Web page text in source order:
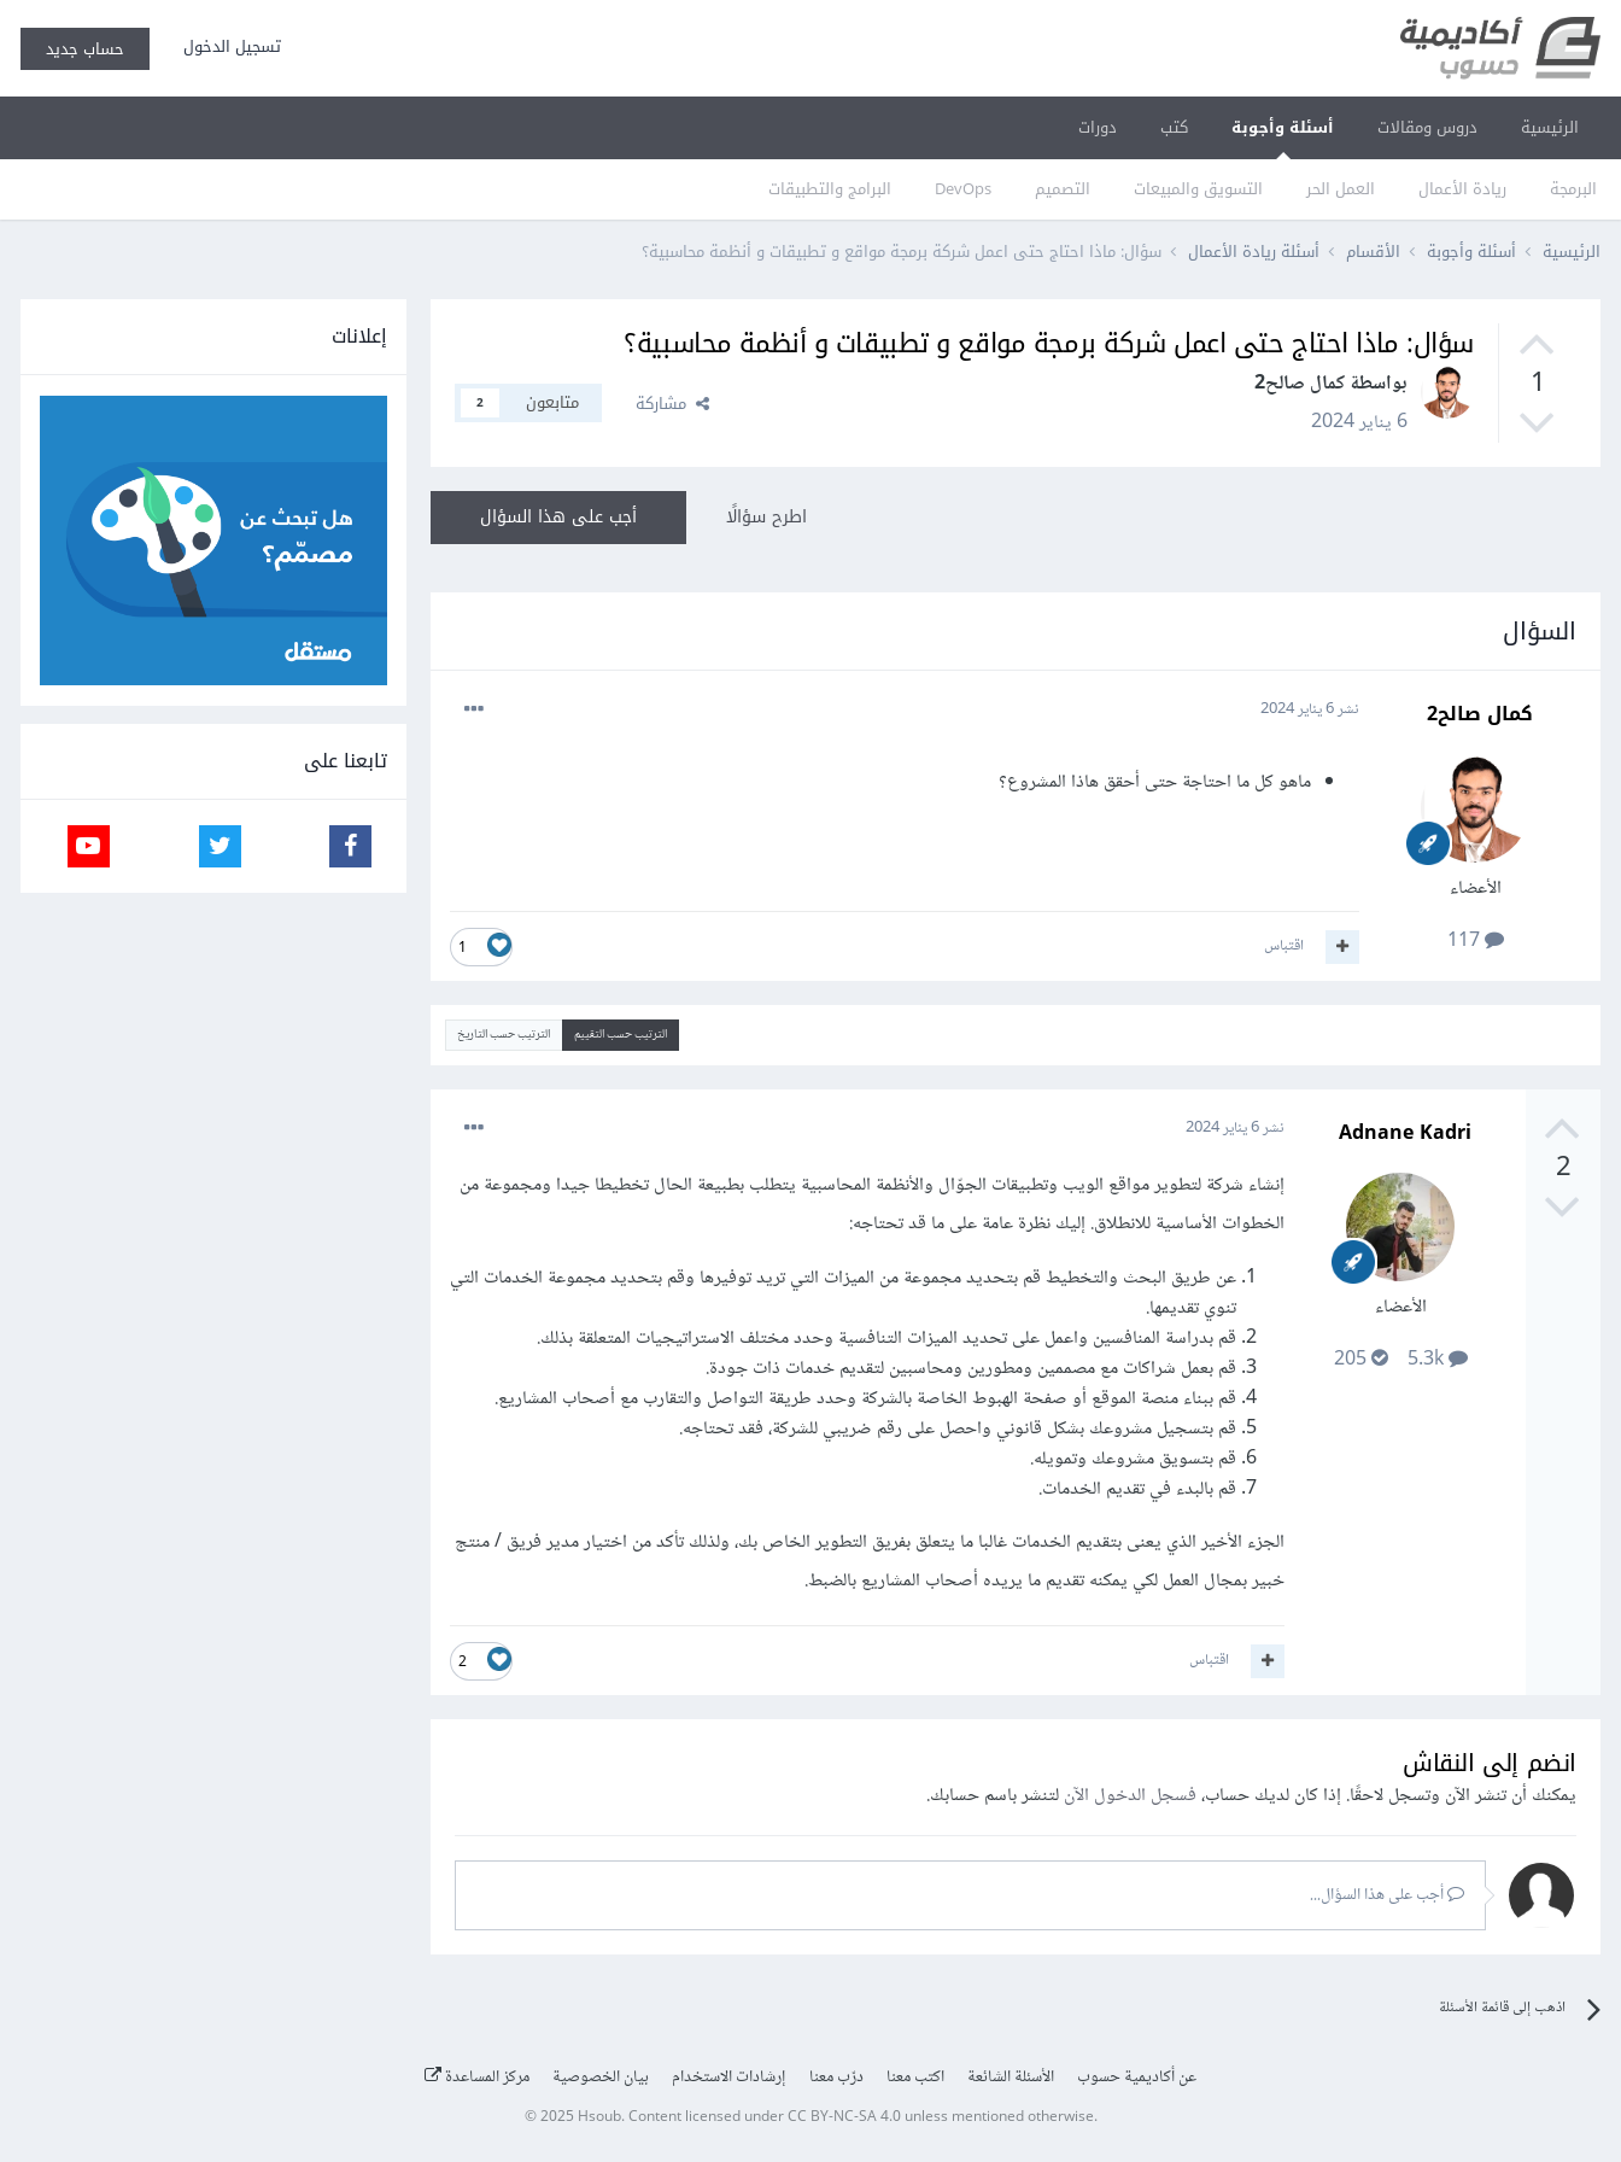
تسجيل الدخول حساب جديد
الرئيسية دروس ومقالات أسئلة وأجوبة
البرمجة ريادة الأعمال العمل الحر التسويق والمبيعات التصميم DevOps البرامج والتطبيقات
كتب دورات
الرئيسية أسئلة وأجوبة الأقسام أسئلة ريادة الأعمال سؤال: ماذا احتاج حتى اعمل شركة برمجة مواقع و تطبيقات و أنظمة محاسبية؟
1
سؤال: ماذا احتاج حتى اعمل شركة برمجة مواقع و تطبيقات و أنظمة محاسبية؟
بواسطة كمال صالح2
6 يناير 2024
مشاركة متابعون 2
أجب على هذا السؤال اطرح سؤالًا
السؤال
كمال صالح2
الأعضاء
117
نشر6 يناير 2024
ماهو كل ما احتاجة حتى أحقق هاذا المشروع؟
1 اقتباس
الترتيب حسب التقييم الترتيب حسب التاريخ
2
Adnane Kadri
الأعضاء
5.3k
205
نشر6 يناير 2024
إنشاء شركة لتطوير مواقع الويب وتطبيقات الجوّال والأنظمة المحاسبية يتطلب بطبيعة الحال تخطيطا جيدا ومجموعة من
الخطوات الأساسية للانطلاق. إليك نظرة عامة على ما قد تحتاجه:
عن طريق البحث والتخطيط قم بتحديد مجموعة من الميزات التي تريد توفيرها وقم بتحديد مجموعة الخدمات التي
تنوي تقديمها.
قم بدراسة المنافسين واعمل على تحديد الميزات التنافسية وحدد مختلف الاستراتيجيات المتعلقة بذلك.
قم بعمل شراكات مع مصممين ومطورين ومحاسبين لتقديم خدمات ذات جودة.
قم ببناء منصة الموقع أو صفحة الهبوط الخاصة بالشركة وحدد طريقة التواصل والتقارب مع أصحاب المشاريع.
قم بتسجيل مشروعك بشكل قانوني واحصل على رقم ضريبي للشركة، فقد تحتاجه.
قم بتسويق مشروعك وتمويله.
قم بالبدء في تقديم الخدمات.
الجزء الأخير الذي يعنى بتقديم الخدمات غالبا ما يتعلق بفريق التطوير الخاص بك، ولذلك تأكد من اختيار مدير فريق / منتج
خبير بمجال العمل لكي يمكنه تقديم ما يريده أصحاب المشاريع بالضبط.
2 اقتباس
انضم إلى النقاش
يمكنك أن تنشر الآن وتسجل لاحقًا. إذا كان لديك حساب،فسجل الدخول الآنلتنشر باسم حسابك.
أجب على هذا السؤال...
اذهب إلى قائمة الأسئلة
إعلانات
تابعنا على
عن أكاديمية حسوب الأسئلة الشائعة اكتب معنا درّب معنا إرشادات الاستخدام بيان الخصوصية مركز المساعدة
© 2025 Hsoub.Content licensed underCC BY-NC-SA 4.0unless mentioned otherwise.